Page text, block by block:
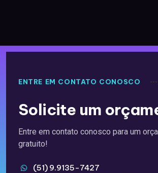
ENTRE EM CONTATO CONOSCO
Solicite um
Entre em contato conosco para um
gratuito!
(51) 9.9135-7427